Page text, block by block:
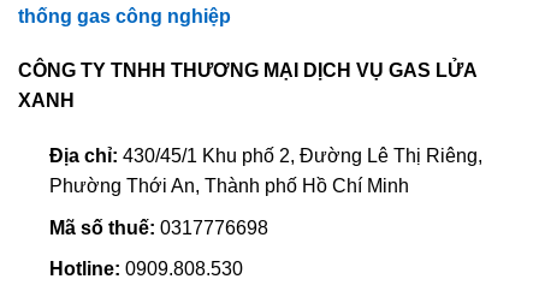
thống gas công nghiệp
CÔNG TY TNHH THƯƠNG MẠI DỊCH VỤ GAS LỬA
XANH
Địa chỉ: 430/45/1 Khu phố 2, Đường Lê Thị Riêng,
Phường Thới An, Thành phố Hồ Chí Minh
Mã số thuế: 0317776698
Hotline: 0909.808.530